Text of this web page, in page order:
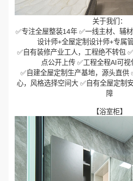
关于我们：
✅专注全屋整装14年 ✅一线主材、辅
设计师+全屋定制设计师+专属
✅自有装修产业工人，工程绝不转包
点公开上传 ✅工程全程AI可
✅自建全屋定制生产基地，源头直供
心，风格选择空间大 ✅自有全屋定制
障
【浴室柜】